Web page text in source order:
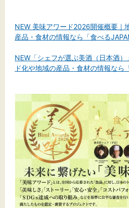
標準 拡大
背景色
NEW 美味アワード2026開催概要｜
産品・食材の情報なら「食べる
NEW「シェフが選ぶ美酒（日本酒
ド化や地域の産品・食材の情報なら